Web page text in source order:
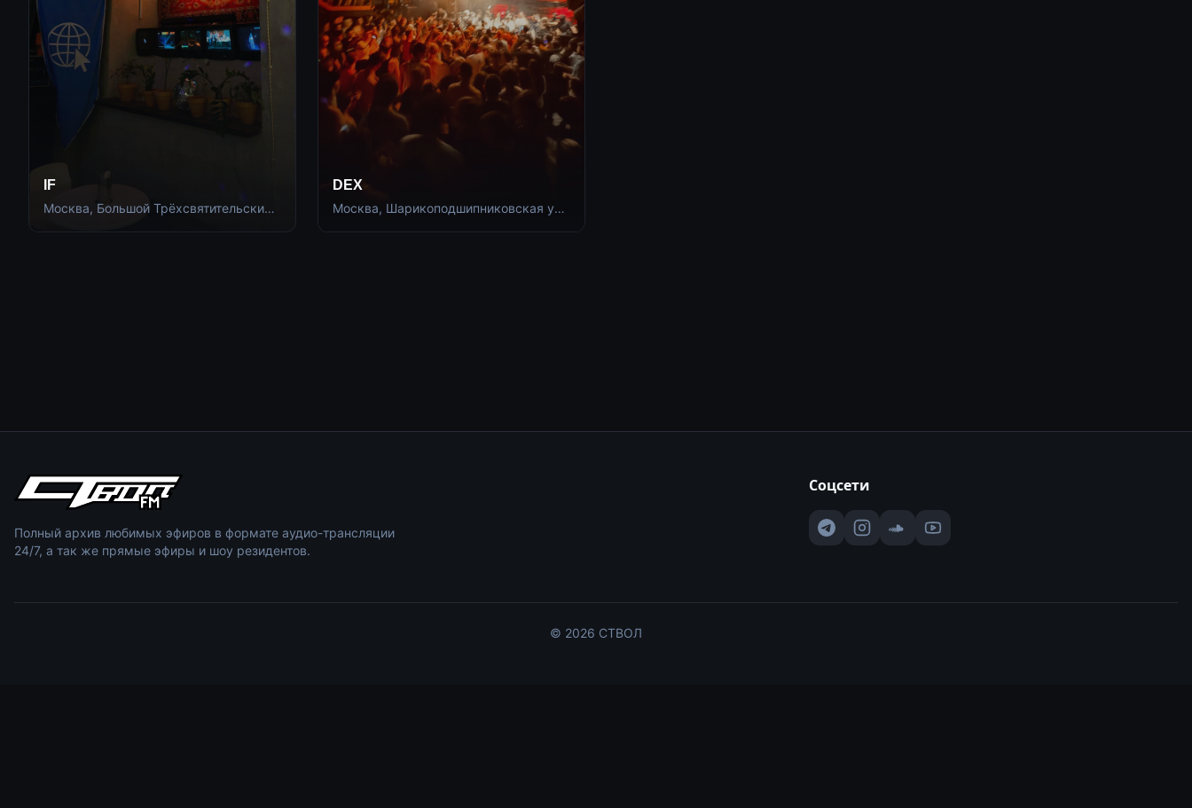
IF
Москва, Большой Трёхсвятительский
DEX
Москва, Шарикоподшипниковская ул.,
Полный архив любимых эфиров в формате аудио-трансляции
24/7, а так же прямые эфиры и шоу резидентов.
Соцсети
© 2026 СТВОЛ